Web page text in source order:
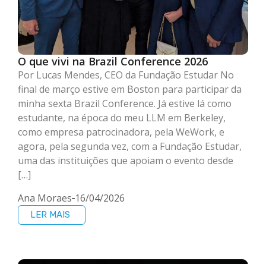
O que vivi na Brazil Conference 2026
Por Lucas Mendes, CEO da Fundação Estudar No
final de março estive em Boston para participar da
minha sexta Brazil Conference. Já estive lá como
estudante, na época do meu LLM em Berkeley,
como empresa patrocinadora, pela WeWork, e
agora, pela segunda vez, com a Fundação Estudar,
uma das instituições que apoiam o evento desde
[…]
Ana Moraes 16/04/2026
LER MAIS